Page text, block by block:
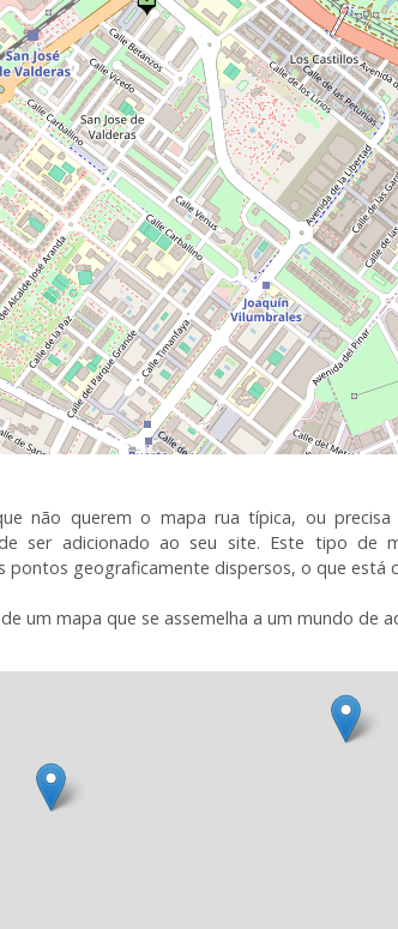
não querem o mapa rua típica, ou precisa
ser adicionado ao seu site. Este tipo de
pontos geograficamente dispersos, o que está
um mapa que se assemelha a um mundo de